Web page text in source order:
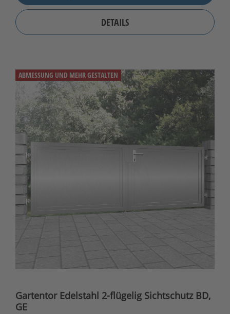
DETAILS
ABMESSUNG UND MEHR GESTALTEN
Gartentor Edelstahl 2-flügelig Sichtschutz BD,
GE